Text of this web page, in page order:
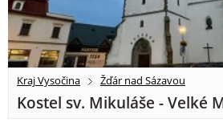
Kraj Vysočina Žďár nad Sázavou
Kostel sv. Mikuláše - Velké